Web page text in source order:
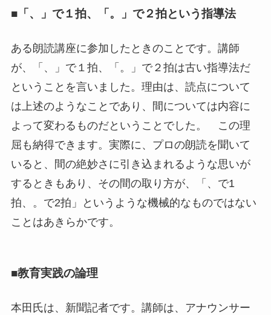
■「、」で１拍、「。」で２拍という指導法
ある朗読講座に参加したときのことです。講師
が、「、」で１拍、「。」で２拍は古い指導法だ
ということを言いました。理由は、読点について
は上述のようなことであり、間については内容に
よって変わるものだということでした。 この理
屈も納得できます。実際に、プロの朗読を聞いて
いると、間の絶妙さに引き込まれるような思いが
するときもあり、その間の取り方が、「、で1
拍、。で2拍」というような機械的なものではない
ことはあきらかです。
■教育実践の論理
本田氏は、新聞記者です。講師は、アナウンサー